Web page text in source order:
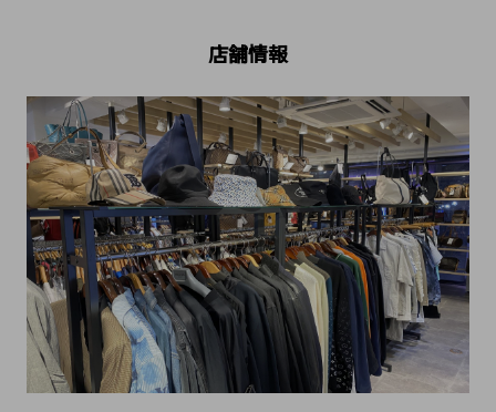
店舗情報